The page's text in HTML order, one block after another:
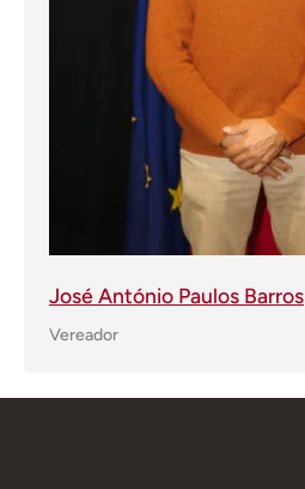
José António Paulos Barros
Vereador